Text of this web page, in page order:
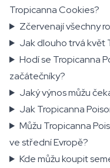
Tropicanna Cookies?
Zčervenají všechny
Jak dlouho trvá květ
Hodí se Tropicanna
začátečníky?
Jaký výnos můžu
Jak Tropicanna
Můžu Tropicanna
ve střední Evropě?
Kde můžu koupit